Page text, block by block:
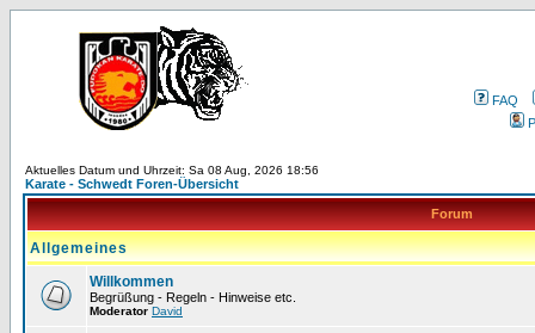
FAQ
Aktuelles Datum und Uhrzeit: Sa 08 Aug, 2026 18:56
Karate - Schwedt Foren-Übersicht
Forum
Allgemeines
Willkommen
Begrüßung - Regeln - Hinweise etc.
Moderator David